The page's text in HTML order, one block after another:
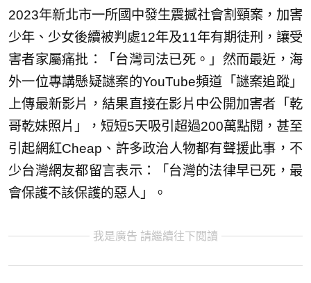
2023年新北市一所國中發生震撼社會割頸案，加害
少年、少女後續被判處12年及11年有期徒刑，讓受
害者家屬痛批：「台灣司法已死。」然而最近，海
外一位專講懸疑謎案的YouTube頻道「謎案追蹤」
上傳最新影片，結果直接在影片中公開加害者「乾
哥乾妹照片」，短短5天吸引超過200萬點閱，甚至
引起網紅Cheap、許多政治人物都有聲援此事，不
少台灣網友都留言表示：「台灣的法律早已死，最
會保護不該保護的惡人」。
我是廣告 請繼續往下閱讀